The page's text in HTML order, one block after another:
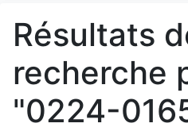
Résultats
recherche
"0224-